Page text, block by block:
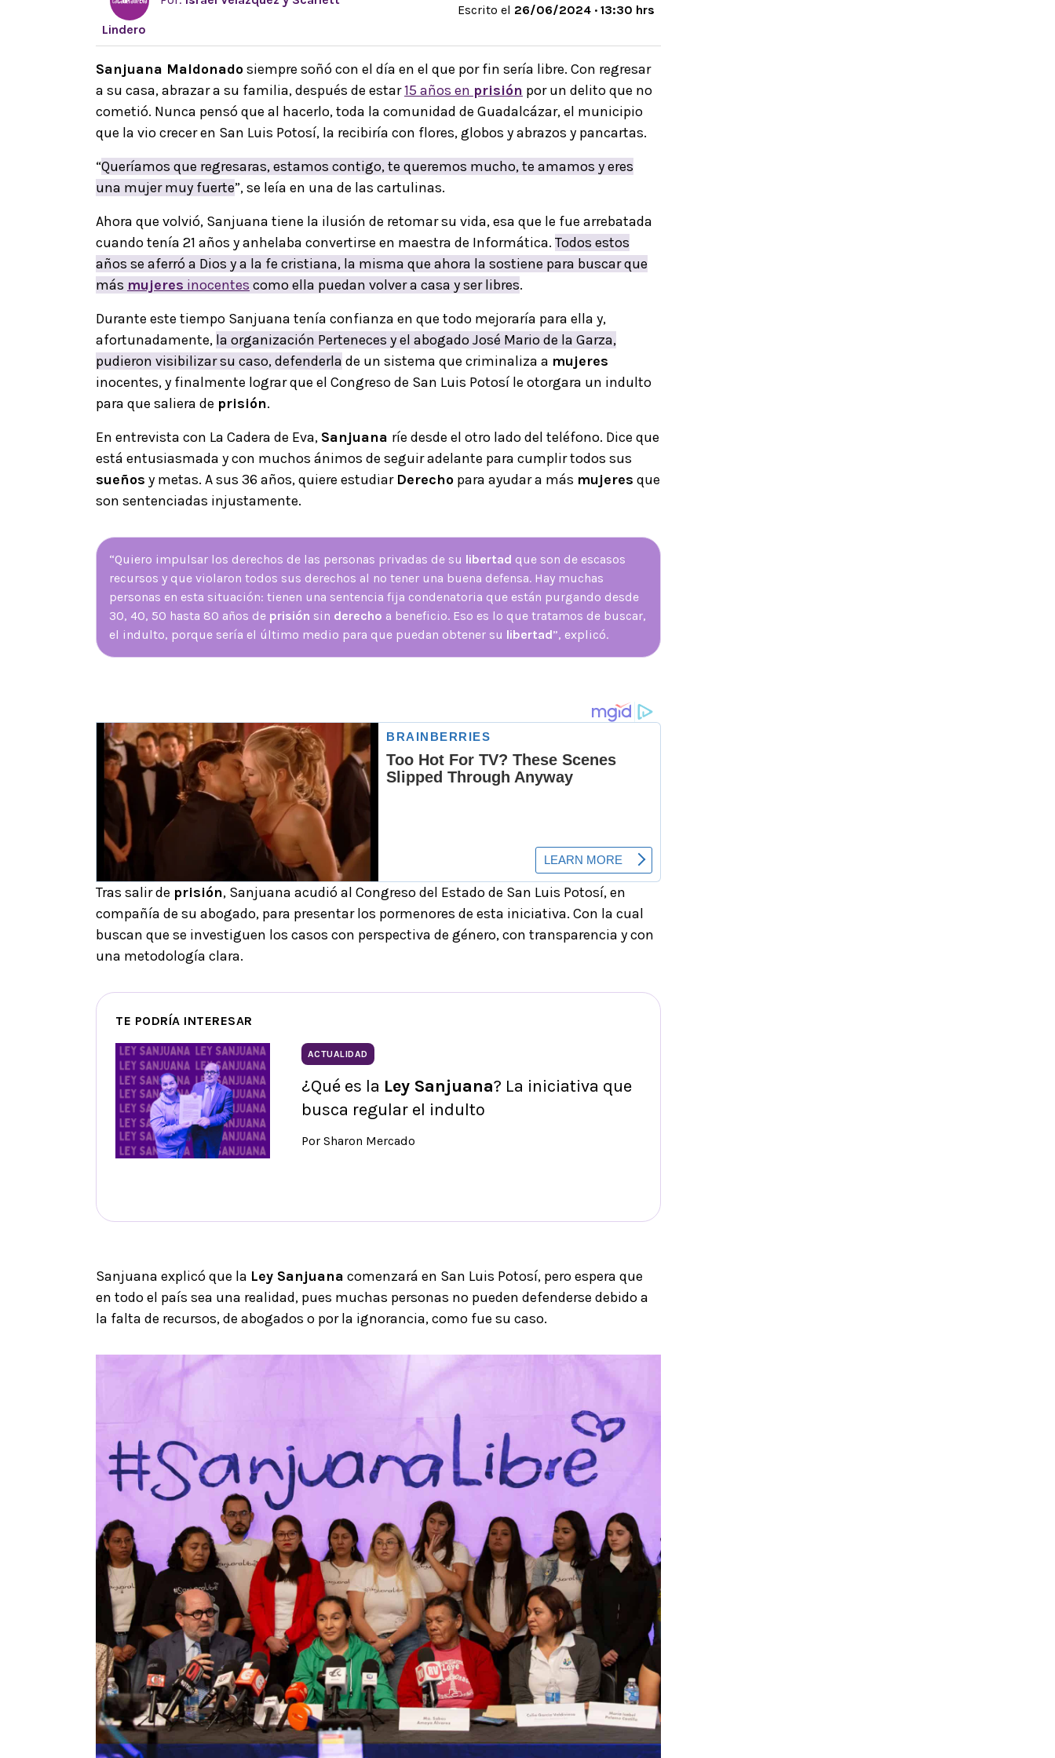
Lindero
Escrito el 26/06/2024 · 13:30 hrs
Sanjuana Maldonadosiempre soñó con el día en el que por fin sería libre. Con regresar
a su casa, abrazar a su familia, después de estar15 años en prisión por un delito que no
cometió. Nunca pensó que al hacerlo, toda la comunidad de Guadalcázar, el municipio
que la vio crecer en San Luis Potosí, la recibiría con flores, globos y abrazos y pancartas.
“Queríamos que regresaras, estamos contigo, te queremos mucho, te amamos y eres
una mujer muy fuerte”, se leía en una de las cartulinas.
Ahora que volvió, Sanjuana tiene la ilusión de retomar su vida, esa que le fue arrebatada
cuando tenía 21 años y anhelaba convertirse en maestra de Informática. Todos estos
años se aferró a Dios y a la fe cristiana, la misma que ahora la sostiene para buscar que
más mujeres inocentes como ella puedan volver a casa y ser libres.
Durante este tiempo Sanjuana tenía confianza en que todo mejoraría para ella y,
afortunadamente, la organización Perteneces y el abogado José Mario de la Garza,
pudieron visibilizar su caso, defenderla de un sistema que criminaliza a mujeres
inocentes, y finalmente lograr que el Congreso de San Luis Potosí le otorgara un indulto
para que saliera de prisión.
En entrevista con La Cadera de Eva, Sanjuana ríe desde el otro lado del teléfono. Dice que
está entusiasmada y con muchos ánimos de seguir adelante para cumplir todos sus
sueños y metas. A sus 36 años, quiere estudiar Derecho para ayudar a más mujeres que
son sentenciadas injustamente.
“Quiero impulsar los derechos de las personas privadas de su libertad que son de escasos
recursos y que violaron todos sus derechos al no tener una buena defensa. Hay muchas
personas en esta situación: tienen una sentencia fija condenatoria que están purgando desde
30, 40, 50 hasta 80 años de prisión sin derecho a beneficio. Eso es lo que tratamos de buscar,
el indulto, porque sería el último medio para que puedan obtener su libertad”, explicó.
Tras salir de prisión, Sanjuana acudió al Congreso del Estado de San Luis Potosí, en
compañía de su abogado, para presentar los pormenores de esta iniciativa. Con la cual
buscan que se investiguen los casos con perspectiva de género, con transparencia y con
una metodología clara.
TE PODRÍA INTERESAR
ACTUALIDAD
¿Qué es la Ley Sanjuana? La iniciativa que
busca regular el indulto
Por Sharon Mercado
Sanjuana explicó que la Ley Sanjuana comenzará en San Luis Potosí, pero espera que
en todo el país sea una realidad, pues muchas personas no pueden defenderse debido a
la falta de recursos, de abogados o por la ignorancia, como fue su caso.